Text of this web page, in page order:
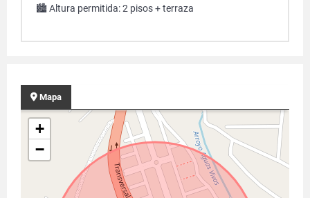
🏙️ Altura permitida: 2 pisos + terraza
Mapa
+
−